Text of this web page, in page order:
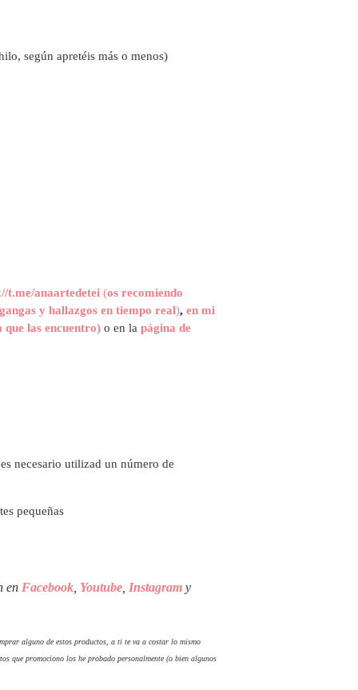
según apretéis más o menos)
t.me/anaartedetei (os recomiendo
y hallazgos en tiempo real), en mi
que las encuentro) o en la página de
necesario utilizad un número de
pequeñas
en Facebook Youtube Instagram y
alguno de estos productos, a ti te va a costar lo mismo
que promociono los he probado personalmente (o bien algunos